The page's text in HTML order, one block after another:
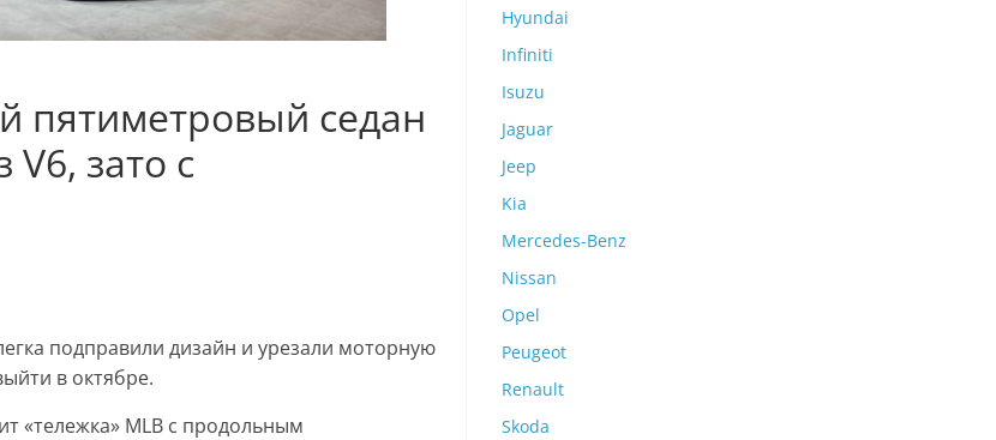
пятиметровый седан
зато с
подправили дизайн и урезали моторную
в октябре.
«тележка» MLB с продольным
Hyundai
Infiniti
Isuzu
Jaguar
Jeep
Kia
Mercedes-Benz
Nissan
Opel
Peugeot
Renault
Skoda